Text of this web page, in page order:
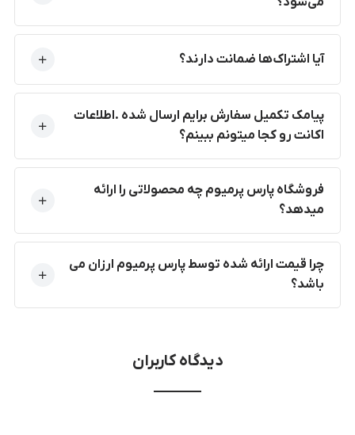
آیا اشتراک‌ها ضمانت دارند؟
پیامک تکمیل سفارش برایم ارسال شده .اطلاعات
اکانت رو کجا میتونم ببینم؟
فروشگاه پارس پرمیوم چه محصولاتی را ارائه
میدهد؟
چرا قیمت ارائه شده توسط پارس پرمیوم ارزان می
باشد؟
دیدگاه کاربران